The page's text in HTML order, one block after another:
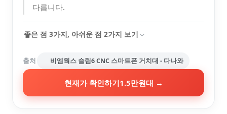
다릅니다.
좋은 점 3가지, 아쉬운 점 2가지 보기
출처 비엠웍스 슬림6 CNC 스마트폰 거치대 - 다나와
현재가 확인하기1.5만원대 →